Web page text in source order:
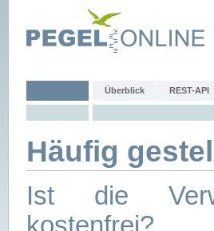
Überblick REST-API
Häufig
Ist die
kostenfrei?